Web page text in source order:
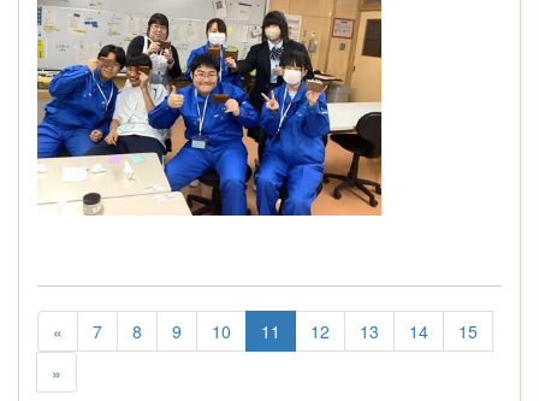
« 7 8 9 10 11 12 13 14
15
»